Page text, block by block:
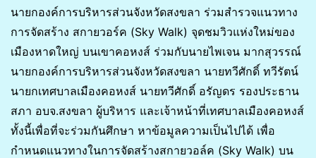
นายกองค์การบริหารส่วนจังหวัดสงขลา ร่วมสำรวจแนวทาง
การจัดสร้าง สกายวอร์ค (Sky Walk) จุดชมวิวแห่งใหม่ของ
เมืองหาดใหญ่ บนเขาคอหงส์ ร่วมกับนายไพเจน มากสุวรรณ์
นายกองค์การบริหารส่วนจังหวัดสงขลา นายทวีศักดิ์ ทวีรัตน์
นายกเทศบาลเมืองคอหงส์ นายทวีศักดิ์ อรัญดร รองประธาน
สภา อบจ.สงขลา ผู้บริหาร และเจ้าหน้าที่เทศบาลเมืองคอหงส์
ทั้งนี้เพื่อที่จะร่วมกันศึกษา หาข้อมูลความเป็นไปได้ เพื่อ
กำหนดแนวทางในการจัดสร้างสกายวอล์ค (Sky Walk) บน